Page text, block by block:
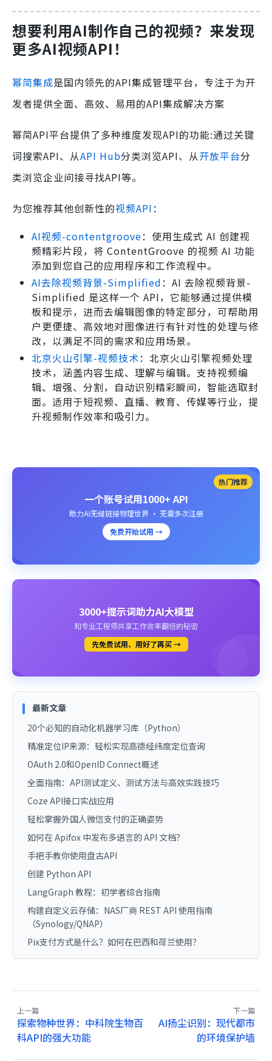
想要利用AI制作自己的视频？来发现
更多AI视频API！
幂简集成是国内领先的API集成管理平台，专注于为开
发者提供全面、高效、易用的API集成解决方案
幂简API平台提供了多种维度发现API的功能:通过关键
词搜索API、从API Hub分类浏览API、从开放平台分
类浏览企业间接寻找API等。
为您推荐其他创新性的视频API：
AI视频-contentgroove：使用生成式 AI 创建视
频精彩片段，将 ContentGroove 的视频 AI 功能
添加到您自己的应用程序和工作流程中。
AI去除视频背景-Simplified：AI 去除视频背景-
Simplified 是这样一个 API，它能够通过提供模
板和提示，进而去编辑图像的特定部分，可帮助用
户更便捷、高效地对图像进行有针对性的处理与修
改，以满足不同的需求和应用场景。
北京火山引擎-视频技术：北京火山引擎视频处理
技术，涵盖内容生成、理解与编辑。支持视频编
辑、增强、分割，自动识别精彩瞬间，智能选取封
面。适用于短视频、直播、教育、传媒等行业，提
升视频制作效率和吸引力。
热门推荐
一个账号试用1000+ API
助力AI无缝链接物理世界 · 无需多次注册
免费开始试用 →
3000+提示词助力AI大模型
和专业工程师共享工作效率翻倍的秘密
先免费试用、用好了再买 →
最新文章
20个必知的自动化机器学习库（Python）
精准定位IP来源：轻松实现高德经纬度定位查询
OAuth 2.0和OpenID Connect概述
全面指南：API测试定义、测试方法与高效实践技巧
Coze API接口实战应用
轻松掌握外国人微信支付的正确姿势
如何在 Apifox 中发布多语言的 API 文档？
手把手教你使用盘古API
创建 Python API
LangGraph 教程：初学者综合指南
构建自定义云存储：NAS厂商 REST API 使用指南
（Synology/QNAP）
Pix支付方式是什么？如何在巴西和荷兰使用？
上一篇
探索物种世界：中科院生物百
科API的强大功能
下一篇
AI扬尘识别：现代都市
的环境保护墙